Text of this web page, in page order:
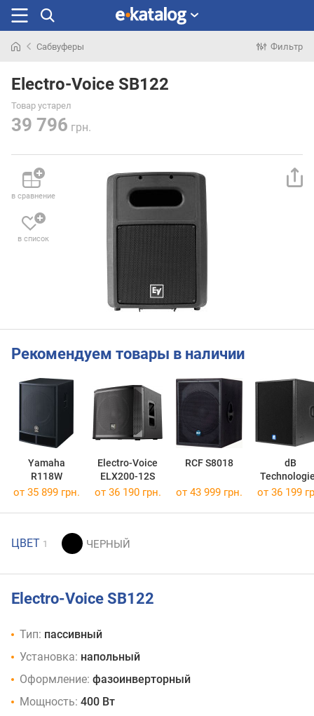
раньше
Сабвуферы Фильтр
Electro-Voice SB122
Товар устарел
39 796 грн.
в сравнение
в список
Рекомендуем товары в наличии
Yamaha
R118W
Electro-Voice
ELX200-12S
RCF S8018
dB
Arena
от 35 899 грн. от 36 190 грн. от 43 999 грн. от 36 199
ЦВЕТ 1
Electro-Voice SB122
Тип: пассивный
Установка: напольный
Оформление: фазоинверторный
Мощность: 400 Вт